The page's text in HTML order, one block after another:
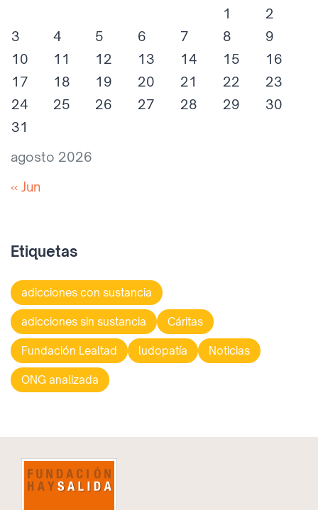
agosto 2026
1
2
3
4 5 6 7 8
9
10
11 12 13 14 15
16
17
18 19 20 21 22
23
24
25 26 27 28 29
30
31
« Jun
Etiquetas
adicciones con sustancia
adicciones sin sustancia Cáritas
Fundación Lealtad ludopatía Noticias
ONG analizada